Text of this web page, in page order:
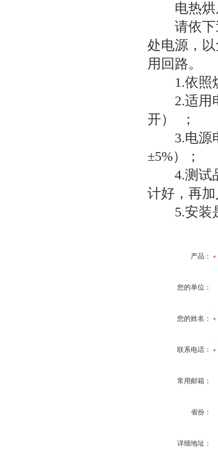
电热烘
请依下述
处电源，
用回路。
1.依照烘
2.适用电
开） ；
3.电源电
±5%）；
4.测试品
计好，再
5.安装是
产品：
您的单位：
您的姓名：
联系电话：
常用邮箱：
省份：
详细地址：